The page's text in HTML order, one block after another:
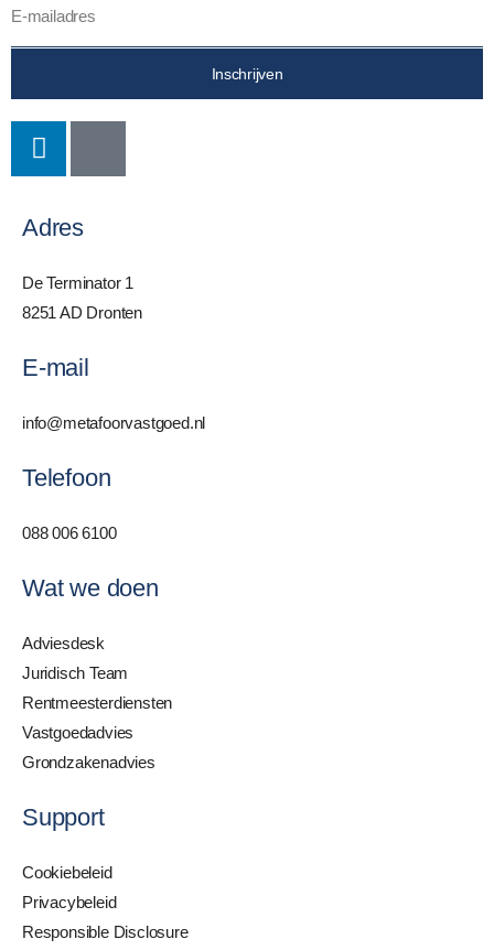
Inschrijven
Adres
De Terminator 1
8251 AD Dronten
E-mail
info@metafoorvastgoed.nl
Telefoon
088 006 6100
Wat we doen
Adviesdesk
Juridisch Team
Rentmeesterdiensten
Vastgoedadvies
Grondzakenadvies
Support
Cookiebeleid
Privacybeleid
Responsible Disclosure